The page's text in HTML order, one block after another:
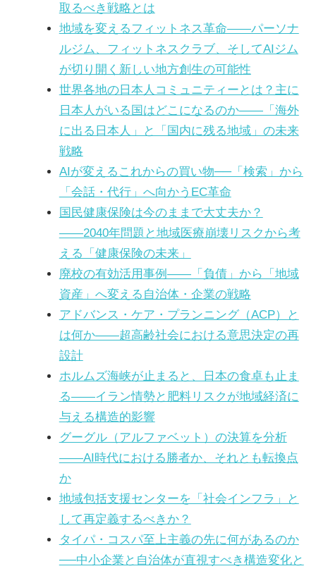
取るべき戦略とは
地域を変えるフィットネス革命——パーソナ
ルジム、フィットネスクラブ、そしてAIジム
が切り開く新しい地方創生の可能性
世界各地の日本人コミュニティーとは？主に
日本人がいる国はどこになるのか――「海外
に出る日本人」と「国内に残る地域」の未来
戦略
AIが変えるこれからの買い物──「検索」から
「会話・代行」へ向かうEC革命
国民健康保険は今のままで大丈夫か？
――2040年問題と地域医療崩壊リスクから考
える「健康保険の未来」
廃校の有効活用事例――「負債」から「地域
資産」へ変える自治体・企業の戦略
アドバンス・ケア・プランニング（ACP）と
は何か――超高齢社会における意思決定の再
設計
ホルムズ海峡が止まると、日本の食卓も止ま
る――イラン情勢と肥料リスクが地域経済に
与える構造的影響
グーグル（アルファベット）の決算を分析
――AI時代における勝者か、それとも転換点
か
地域包括支援センターを「社会インフラ」と
して再定義するべきか？
タイパ・コスパ至上主義の先に何があるのか
──中小企業と自治体が直視すべき構造変化と